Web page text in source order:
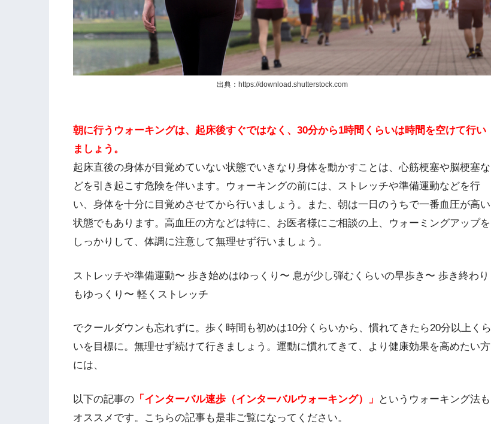
出典：https://download.shutterstock.com
朝に行うウォーキングは、起床後すぐではなく、30分から1時間くらいは時間を空けて行い
ましょう。
起床直後の身体が目覚めていない状態でいきなり身体を動かすことは、心筋梗塞や脳梗塞な
どを引き起こす危険を伴います。ウォーキングの前には、ストレッチや準備運動などを行
い、身体を十分に目覚めさせてから行いましょう。また、朝は一日のうちで一番血圧が高い
状態でもあります。高血圧の方などは特に、お医者様にご相談の上、ウォーミングアップを
しっかりして、体調に注意して無理せず行いましょう。
ストレッチや準備運動〜 歩き始めはゆっくり〜 息が少し弾むくらいの早歩き〜 歩き終わり
もゆっくり〜 軽くストレッチ
でクールダウンも忘れずに。歩く時間も初めは10分くらいから、慣れてきたら20分以上くら
いを目標に。無理せず続けて行きましょう。運動に慣れてきて、より健康効果を高めたい方
には、
以下の記事の 「インターバル速歩（インターバルウォーキング）」
というウォーキング法も
オススメです。こちらの記事も是非ご覧になってください。